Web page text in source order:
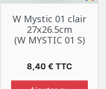
W Mystic 01 clair
27x26.5cm
(W MYSTIC 01 S)
Prix
8,40 € TTC